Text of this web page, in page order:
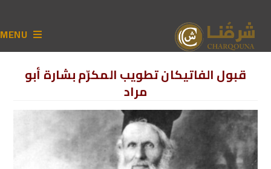
MENU
قبول الفاتيكان تطويب المكرّم بشارة أبو
مراد